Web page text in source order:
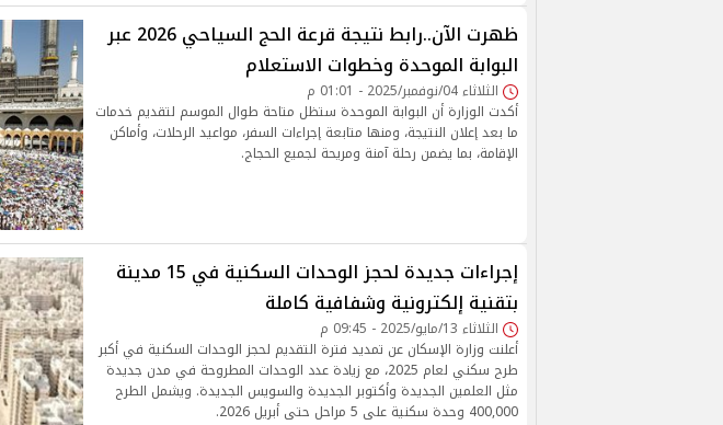
ظهرت الآن..رابط نتيجة قرعة الحج السياحي 2026 عبر
البوابة الموحدة وخطوات الاستعلام
الثلاثاء 04/نوفمبر/2025 - 01:01 م
أكدت الوزارة أن البوابة الموحدة ستظل متاحة طوال الموسم لتقديم خدمات
ما بعد إعلان النتيجة، ومنها متابعة إجراءات السفر، مواعيد الرحلات، وأماكن
الإقامة، بما يضمن رحلة آمنة ومريحة لجميع الحجاج.
إجراءات جديدة لحجز الوحدات السكنية في 15 مدينة
بتقنية إلكترونية وشفافية كاملة
الثلاثاء 13/مايو/2025 - 09:45 م
أعلنت وزارة الإسكان عن تمديد فترة التقديم لحجز الوحدات السكنية في أكبر
طرح سكني لعام 2025، مع زيادة عدد الوحدات المطروحة في مدن جديدة
مثل العلمين الجديدة وأكتوبر الجديدة والسويس الجديدة. ويشمل الطرح
400,000 وحدة سكنية على 5 مراحل حتى أبريل 2026.